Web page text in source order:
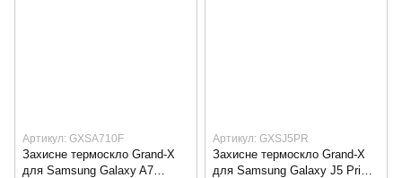
Артикул: GXSA710F
Захисне термоскло Grand-X
для Samsung Galaxy A7
Артикул: GXSJ5PR
Захисне термоскло Grand-X
для Samsung Galaxy J5 Prime